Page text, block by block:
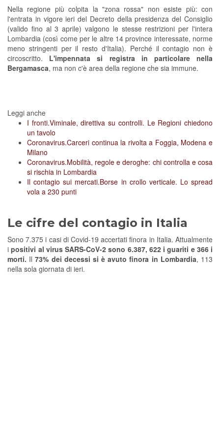
Nella regione più colpita la "zona rossa" non esiste più: con
l'entrata in vigore ieri del Decreto della presidenza del Consiglio
(valido fino al 3 aprile) valgono le stesse restrizioni per l'intera
Lombardia (così come per le altre 14 province interessate, norme
meno stringenti per il resto d'Italia). Perché il contagio non è
circoscritto. L'impennata si registra in particolare nella
Bergamasca, ma non c'è area della regione che sia immune.
Leggi anche
I fronti.Viminale, direttiva su controlli. Le Regioni chiedono
un tavolo
Coronavirus.Carceri continua la rivolta a Foggia, Modena e
Milano
Coronavirus.Mobilità, regole e deroghe: chi controlla e cosa
si rischia in Lombardia
Il contagio sui mercati.Borse in crollo verticale. Lo spread
vola a 230 punti
Le cifre del contagio in Italia
Sono 7.375 i casi di Covid-19 accertati finora in Italia. Attualmente
ipositivi al virus SARS-CoV-2 sono 6.387, 622 i guariti e 366 i
morti. Il73% dei decessi si è avuto finora in Lombardia, 113
nella sola giornata di ieri.